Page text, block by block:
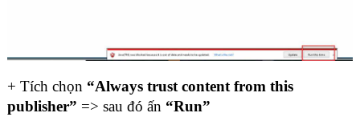
+ Tích chọn “Always trust content from this
publisher” => sau đó ấn “Run”